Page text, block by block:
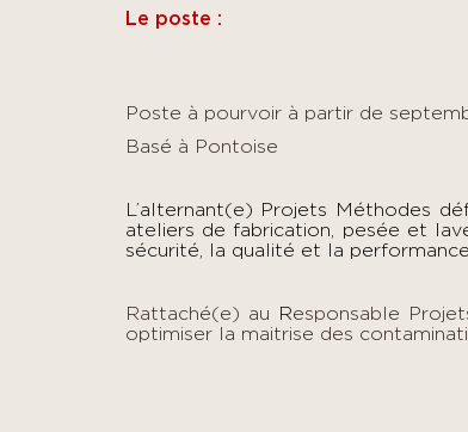
Le poste :
Poste à pourvoir à partir de
Basé à Pontoise
L’alternant(e) Projets Méthodes
ateliers de fabrication, pesée et
sécurité, la qualité et la
Rattaché(e) au Responsable
optimiser la maitrise des